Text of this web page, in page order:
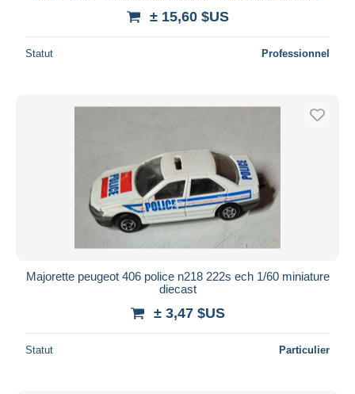
± 15,60 $US
Statut Professionnel
Majorette peugeot 406 police n218 222s ech 1/60 miniature
diecast
± 3,47 $US
Statut Particulier